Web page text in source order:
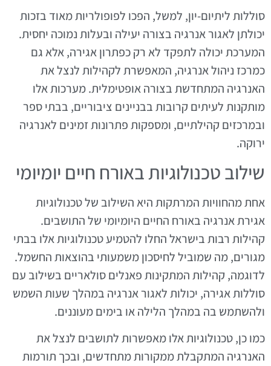
סוללות ליתיום-יון, למשל, הפכו לפופולריות מאוד בזכות
יכולתן לאגור אנרגיה בצורה יעילה ובעלות נמוכה יחסית.
המערכת יכולה לתפקד לא רק כפתרון אגירה, אלא גם
כמרכז ניהול אנרגיה, המאפשרת לקהילות לנצל את
האנרגיה המתחדשת בצורה אופטימלית. מערכות אלו
מותקנות לעיתים קרובות בבניינים ציבוריים, בבתי ספר
ובמרכזים קהילתיים, ומספקות פתרונות זמינים לאנרגיה
ירוקה.
שילוב טכנולוגיות באורח חיים יומיומי
אחת מהחוויות המרתקות היא השילוב של טכנולוגיות
אגירת אנרגיה באורח החיים היומיומי של התושבים.
קהילות רבות בישראל החלו להטמיע טכנולוגיות אלו בבתי
מגורים, מה שמוביל לחיסכון משמעותי בהוצאות החשמל.
לדוגמה, קהילות המתקינות פאנלים סולאריים בשילוב עם
סוללות אגירה, יכולות לאגור אנרגיה במהלך שעות השמש
ולהשתמש בה במהלך הלילה או בימים מעוננים.
כמו כן, טכנולוגיות אלו מאפשרות לתושבים לנצל את
האנרגיה המתקבלת ממקורות מתחדשים, ובכך תורמות